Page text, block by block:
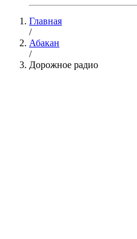
Главная
/
Абакан
/
Дорожное радио